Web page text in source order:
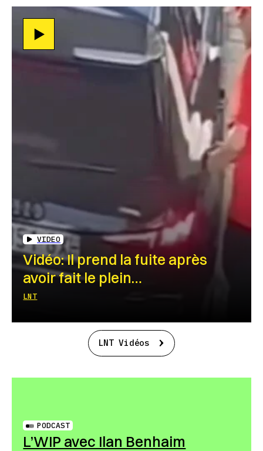
VIDEO
Vidéo: Il prend la fuite après
avoir fait le plein…
LNT
LNT Vidéos
PODCAST
L’WIP avec Ilan Benhaim